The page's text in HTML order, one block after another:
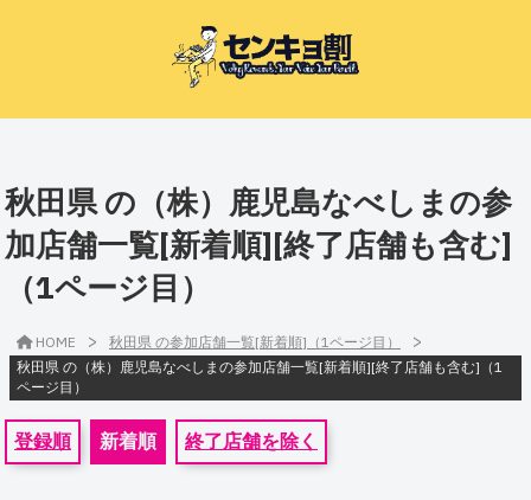
秋田県 の（株）鹿児島なべしまの参
加店舗一覧[新着順][終了店舗も含む]
（1ページ目）
HOME > 秋田県 の参加店舗一覧[新着順]（1ページ目） >
秋田県 の（株）鹿児島なべしまの参加店舗一覧[新着順][終了店舗も含む]（1
ページ目）
登録順 新着順 終了店舗を除く